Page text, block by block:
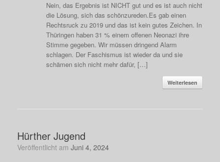
Nein, das Ergebnis ist NICHT gut und es ist auch nicht
die Lösung, sich das schönzureden.Es gab einen
Rechtsruck zu 2019 und das ist kein gutes Zeichen. In
Thüringen haben 31 % einem offenen Neonazi ihre
Stimme gegeben. Wir müssen dringend Alarm
schlagen. Der Faschismus ist wieder da und sie
schämen sich nicht mehr dafür, […]
Weiterlesen
Hürther Jugend
Veröffentlicht am Juni 4, 2024